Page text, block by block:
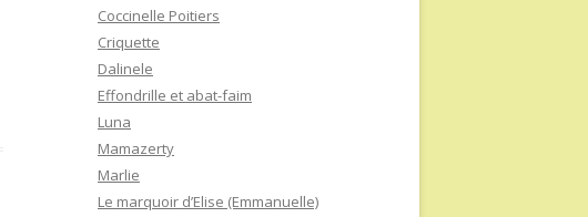
Coccinelle Poitiers
Criquette
Dalinele
Effondrille et abat-faim
Luna
Mamazerty
Marlie
Le marquoir d’Elise (Emmanuelle)